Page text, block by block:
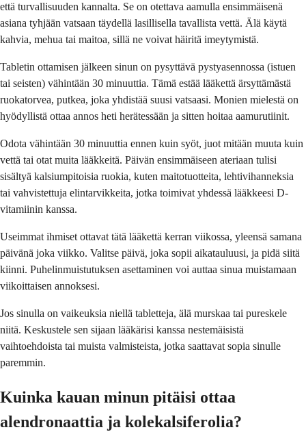
että turvallisuuden kannalta. Se on otettava aamulla ensimmäisenä
asiana tyhjään vatsaan täydellä lasillisella tavallista vettä. Älä käytä
kahvia, mehua tai maitoa, sillä ne voivat häiritä imeytymistä.
Tabletin ottamisen jälkeen sinun on pysyttävä pystyasennossa (istuen
tai seisten) vähintään 30 minuuttia. Tämä estää lääkettä ärsyttämästä
ruokatorvea, putkea, joka yhdistää suusi vatsaasi. Monien mielestä on
hyödyllistä ottaa annos heti herätessään ja sitten hoitaa aamurutiinit.
Odota vähintään 30 minuuttia ennen kuin syöt, juot mitään muuta kuin
vettä tai otat muita lääkkeitä. Päivän ensimmäiseen ateriaan tulisi
sisältyä kalsiumpitoisia ruokia, kuten maitotuotteita, lehtivihanneksia
tai vahvistettuja elintarvikkeita, jotka toimivat yhdessä lääkkeesi D-
vitamiinin kanssa.
Useimmat ihmiset ottavat tätä lääkettä kerran viikossa, yleensä samana
päivänä joka viikko. Valitse päivä, joka sopii aikatauluusi, ja pidä siitä
kiinni. Puhelinmuistutuksen asettaminen voi auttaa sinua muistamaan
viikoittaisen annoksesi.
Jos sinulla on vaikeuksia niellä tabletteja, älä murskaa tai pureskele
niitä. Keskustele sen sijaan lääkärisi kanssa nestemäisistä
vaihtoehdoista tai muista valmisteista, jotka saattavat sopia sinulle
paremmin.
Kuinka kauan minun pitäisi ottaa
alendronaattia ja kolekalsiferolia?